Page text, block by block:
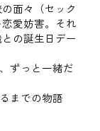
面々（セック
愛妨害。それ
の誕生日デー
ずっと一緒だ
までの物語